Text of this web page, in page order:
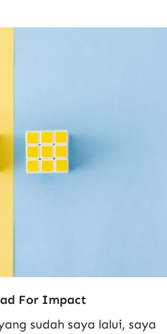
For Impact
sudah saya lalui, saya